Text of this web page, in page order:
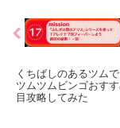
くちばしのあるツム
ツムツムビンゴおす
目攻略してみた